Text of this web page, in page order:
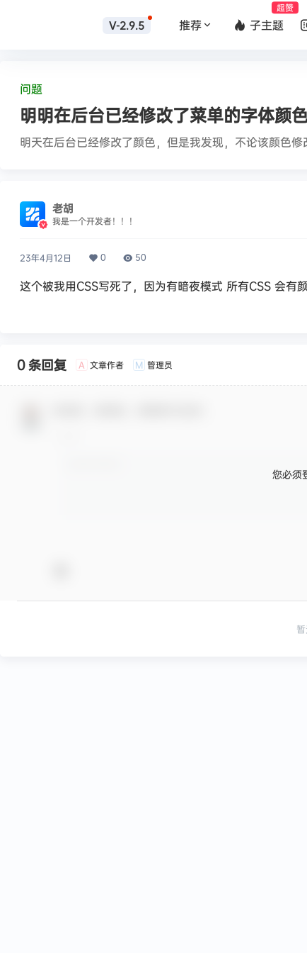
V-2.9.5 推荐 子主题
超赞
问题
明明在后台已经修改了菜单的字体颜
明天在后台已经修改了颜色，但是我发现，不论该颜色
老胡
我是一个开发者！！！
23年4月12日 0 50
这个被我用CSS写死了，因为有暗夜模式 所有CSS 会有
0 条回复 A 文章作者 M 管理员
您必须